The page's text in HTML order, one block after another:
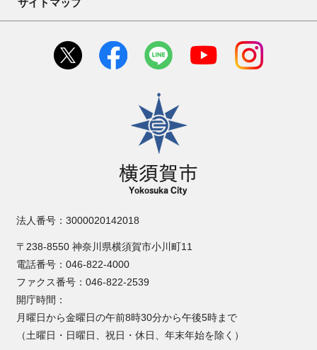
横須賀市
法人番号：3000020142018
〒238-8550 神奈川県横須賀市小川町11
電話番号：046-822-4000
ファクス番号：046-822-2539
開庁時間：
月曜日から金曜日の午前8時30分から午後5時まで
（土曜日・日曜日、祝日・休日、年末年始を除く）